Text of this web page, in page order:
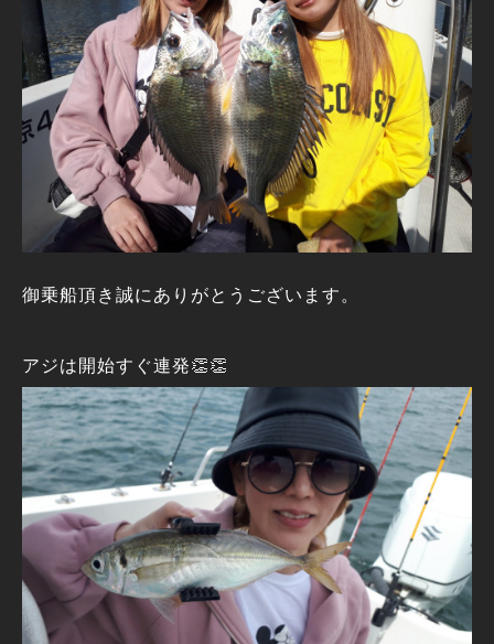
御乗船頂き誠にありがとうございます。
アジは開始すぐ連発👏👏